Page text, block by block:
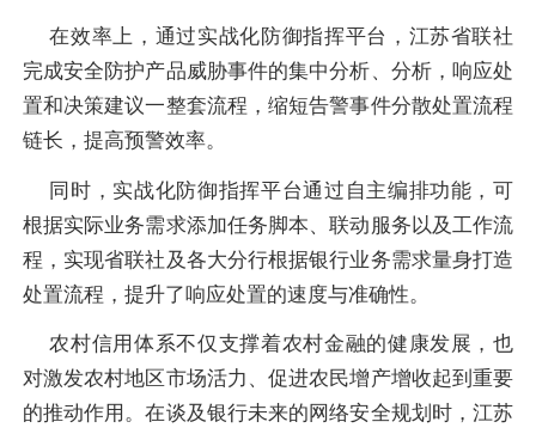
在效率上，通过实战化防御指挥平台，江苏省联社
完成安全防护产品威胁事件的集中分析、分析，响应处
置和决策建议一整套流程，缩短告警事件分散处置流程
链长，提高预警效率。
同时，实战化防御指挥平台通过自主编排功能，可
根据实际业务需求添加任务脚本、联动服务以及工作流
程，实现省联社及各大分行根据银行业务需求量身打造
处置流程，提升了响应处置的速度与准确性。
农村信用体系不仅支撑着农村金融的健康发展，也
对激发农村地区市场活力、促进农民增产增收起到重要
的推动作用。在谈及银行未来的网络安全规划时，江苏